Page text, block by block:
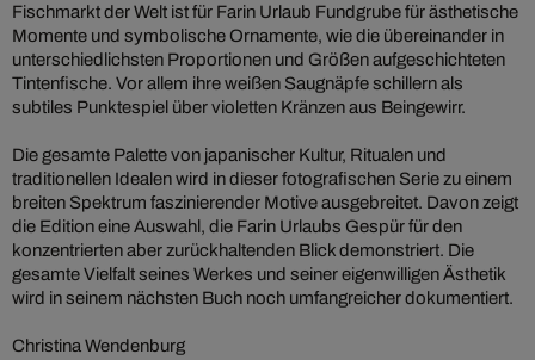
Fischmarkt der Welt ist für Farin Urlaub Fundgrube für ästhetische
Momente und symbolische Ornamente, wie die übereinander in
unterschiedlichsten Proportionen und Größen aufgeschichteten
Tintenfische. Vor allem ihre weißen Saugnäpfe schillern als
subtiles Punktespiel über violetten Kränzen aus Beingewirr.
Die gesamte Palette von japanischer Kultur, Ritualen und
traditionellen Idealen wird in dieser fotografischen Serie zu einem
breiten Spektrum faszinierender Motive ausgebreitet. Davon zeigt
die Edition eine Auswahl, die Farin Urlaubs Gespür für den
konzentrierten aber zurückhaltenden Blick demonstriert. Die
gesamte Vielfalt seines Werkes und seiner eigenwilligen Ästhetik
wird in seinem nächsten Buch noch umfangreicher dokumentiert.
Christina Wendenburg